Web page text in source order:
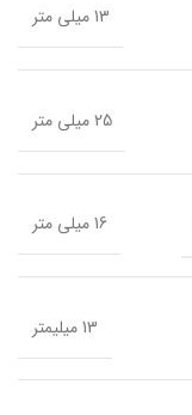
13 میلی متر
25 میلی متر
16 میلی متر
13 میلیمتر